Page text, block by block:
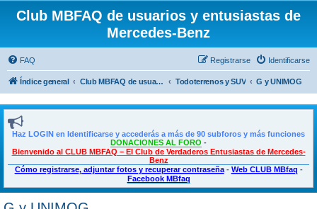
Club MBFAQ de usuarios y entusiastas de
Mercedes-Benz
FAQ Identificarse
Registrarse
Índice general Club MBFAQ de usuarios y entusiastas de Mercedes Benz Todoterrenos y SUV G y UNIMOG
Haz LOGIN en Identificarse y accederás a más de 90 subforos y más funciones
DONACIONES AL FORO -
Bienvenido al CLUB MBFAQ – El Club de Verdaderos Entusiastas de Mercedes-
Benz
Cómo registrarse, adjuntar fotos y recuperar contraseña- Web CLUB MBfaq -
Facebook MBfaq